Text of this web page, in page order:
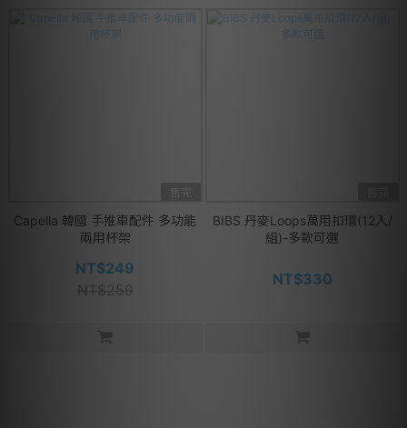
Capella 韓國 手推車配件 多功能
兩用杯架
NT$249
NT$259
BIBS 丹麥Loops萬用扣環(12入/
組)-多款可選
NT$330